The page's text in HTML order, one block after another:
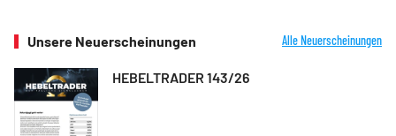
Unsere Neuerscheinungen Alle Neuerscheinungen
HEBELTRADER 143/26